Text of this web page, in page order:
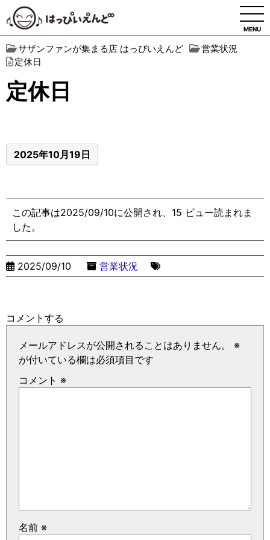
MENU
サザンファンが集まる店 はっぴいえんど
営業状況
定休日
定休日
2025年10月19日
この記事は2025/09/10に公開され、15 ビュー読まれま
した。
2025/09/10 営業状況
コメントする
メールアドレスが公開されることはありません。
※
が付いている欄は必須項目です
コメント ※
名前 ※